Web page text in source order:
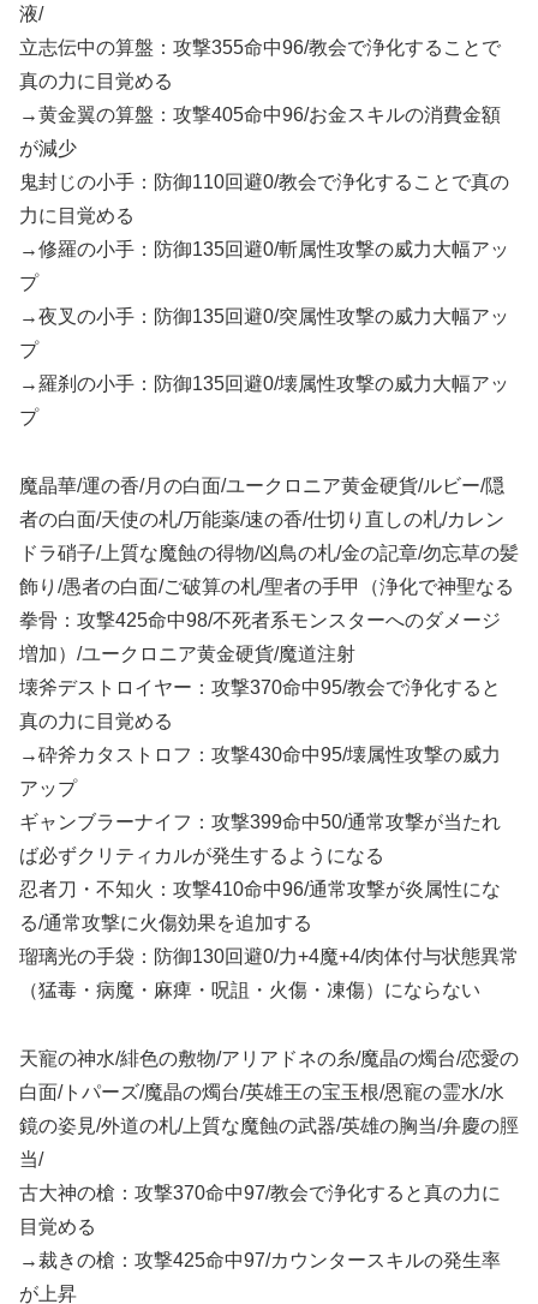
液/
立志伝中の算盤：攻撃355命中96/教会で浄化することで
真の力に目覚める
→黄金翼の算盤：攻撃405命中96/お金スキルの消費金額
が減少
鬼封じの小手：防御110回避0/教会で浄化することで真の
力に目覚める
→修羅の小手：防御135回避0/斬属性攻撃の威力大幅アッ
プ
→夜叉の小手：防御135回避0/突属性攻撃の威力大幅アッ
プ
→羅刹の小手：防御135回避0/壊属性攻撃の威力大幅アッ
プ
魔晶華/運の香/月の白面/ユークロニア黄金硬貨/ルビー/隠
者の白面/天使の札/万能薬/速の香/仕切り直しの札/カレン
ドラ硝子/上質な魔蝕の得物/凶鳥の札/金の記章/勿忘草の髪
飾り/愚者の白面/ご破算の札/聖者の手甲（浄化で神聖なる
拳骨：攻撃425命中98/不死者系モンスターへのダメージ
増加）/ユークロニア黄金硬貨/魔道注射
壊斧デストロイヤー：攻撃370命中95/教会で浄化すると
真の力に目覚める
→砕斧カタストロフ：攻撃430命中95/壊属性攻撃の威力
アップ
ギャンブラーナイフ：攻撃399命中50/通常攻撃が当たれ
ば必ずクリティカルが発生するようになる
忍者刀・不知火：攻撃410命中96/通常攻撃が炎属性にな
る/通常攻撃に火傷効果を追加する
瑠璃光の手袋：防御130回避0/力+4魔+4/肉体付与状態異常
（猛毒・病魔・麻痺・呪詛・火傷・凍傷）にならない
天寵の神水/緋色の敷物/アリアドネの糸/魔晶の燭台/恋愛の
白面/トパーズ/魔晶の燭台/英雄王の宝玉根/恩寵の霊水/水
鏡の姿見/外道の札/上質な魔蝕の武器/英雄の胸当/弁慶の脛
当/
古大神の槍：攻撃370命中97/教会で浄化すると真の力に
目覚める
→裁きの槍：攻撃425命中97/カウンタースキルの発生率
が上昇